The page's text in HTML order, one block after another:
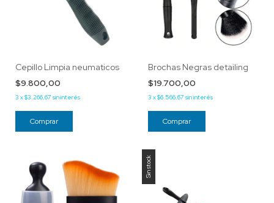
Cepillo Limpia neumaticos
$9.800,00
3 x$3.266,67 sin interés
Brochas Negras detailing
$19.700,00
3 x$6.566,67 sin interés
Sin stock